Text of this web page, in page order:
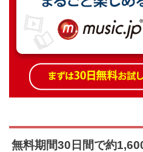
無料期間30日間で約